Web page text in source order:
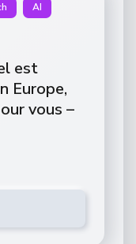
AI
est
Europe,
vous –